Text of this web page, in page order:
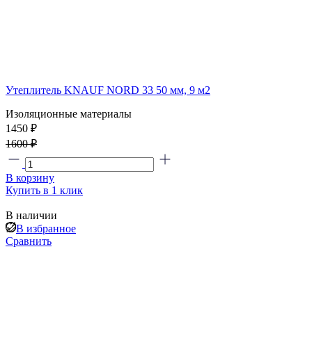
Утеплитель KNAUF NORD 33 50 мм, 9 м2
Изоляционные материалы
1450 ₽
1600 ₽
В корзину
Купить в 1 клик
В наличии
В избранное
Сравнить